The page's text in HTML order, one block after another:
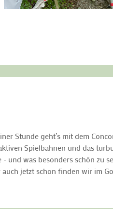
Stunde geht’s mit dem
Spielbahnen und das
und was besonders schön zu
jetzt schon finden wir im